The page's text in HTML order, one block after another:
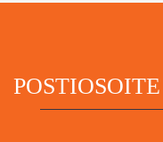
POSTIOSOITE